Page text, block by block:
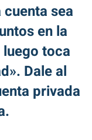
sea
en la
toca
Dale al
privada